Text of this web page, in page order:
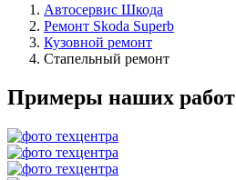
Автосервис Шкода
Ремонт Skoda Superb
Кузовной ремонт
Стапельный ремонт
Примеры наших работ